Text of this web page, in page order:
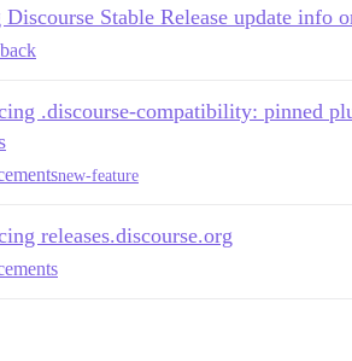
Stable Release update info
.discourse-compatibility: pinned
new-feature
releases.discourse.org